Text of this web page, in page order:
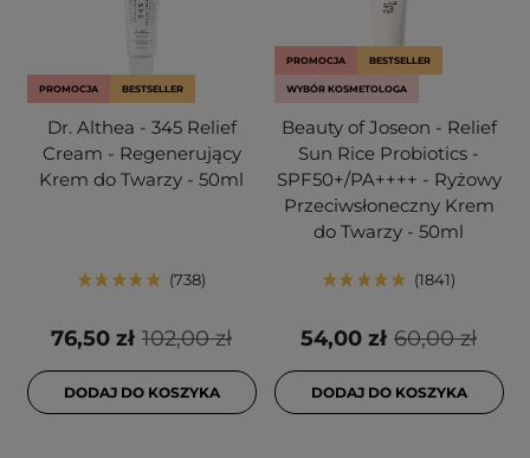
PROMOCJA BESTSELLER
Dr. Althea - 345 Relief
Cream - Regenerujący
Krem do Twarzy - 50ml
738
102,00 zł
76,50 zł
DODAJ DO KOSZYKA
PROMOCJA BESTSELLER
WYBÓR KOSMETOLOGA
Beauty of Joseon - Relief
Sun Rice Probiotics -
SPF50+/PA++++ - Ryżowy
Przeciwsłoneczny Krem
do Twarzy - 50ml
1841
60,00 zł
54,00 zł
DODAJ DO KOSZYKA